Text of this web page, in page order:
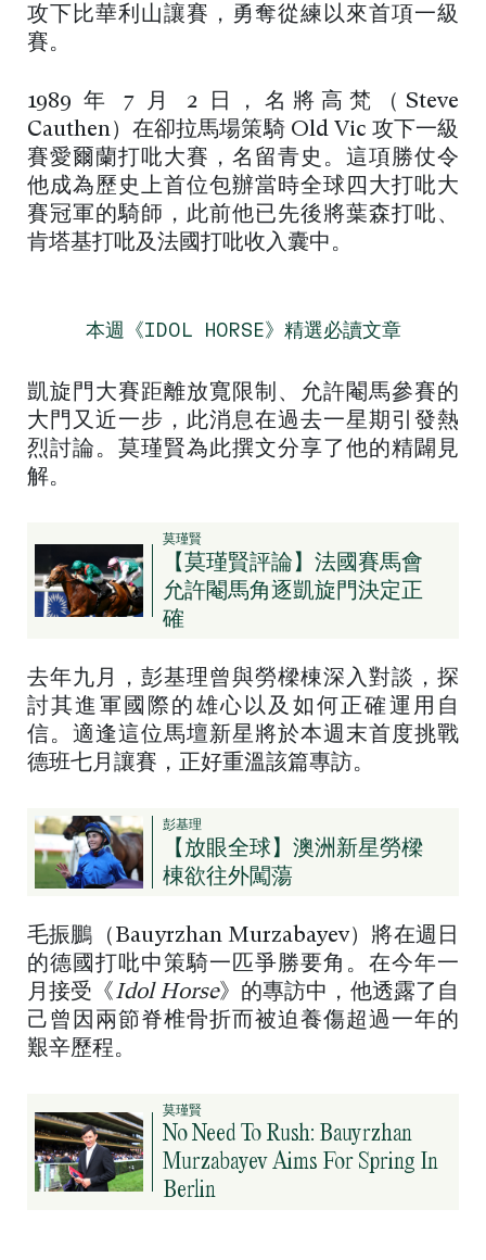
攻下比華利山讓賽，勇奪從練以來首項一級
賽。
1989 年 7 月 2 日，名將高梵（Steve
Cauthen）在卻拉馬場策騎 Old Vic 攻下一級
賽愛爾蘭打吡大賽，名留青史。這項勝仗令
他成為歷史上首位包辦當時全球四大打吡大
賽冠軍的騎師，此前他已先後將葉森打吡、
肯塔基打吡及法國打吡收入囊中。
本週《IDOL HORSE》精選必讀文章
凱旋門大賽距離放寬限制、允許閹馬參賽的
大門又近一步，此消息在過去一星期引發熱
烈討論。莫瑾賢為此撰文分享了他的精闢見
解。
莫瑾賢
【莫瑾賢​評論】法國賽馬會
允許閹馬角逐凱旋門決定正
確
去年九月，彭基理曾與勞樑棟深入對談，探
討其進軍國際的雄心以及如何正確運用自
信。適逢這位馬壇新星將於本週末首度挑戰
德班七月讓賽，正好重溫該篇專訪。
彭基理
【放眼全球】澳洲新星勞樑
棟欲往外闖蕩
毛振鵬（Bauyrzhan Murzabayev）將在週日
的德國打吡中策騎一匹爭勝要角。在今年一
月接受《Idol Horse》的專訪中，他透露了自
己曾因兩節脊椎骨折而被迫養傷超過一年的
艱辛歷程。
莫瑾賢
No Need To Rush: Bauyrzhan
Murzabayev Aims For Spring In
Berlin